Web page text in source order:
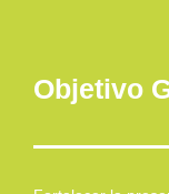
Objetivo